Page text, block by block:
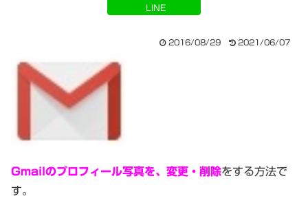
LINE
2016/08/29 2021/06/07
Gmailのプロフィール写真を、変更・削除をする方法で
す。